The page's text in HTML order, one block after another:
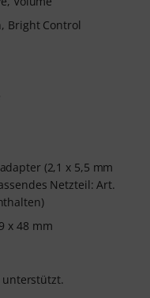
Bright Control
(2,1 x 5,5 mm
Netzteil: Art.
x 48 mm